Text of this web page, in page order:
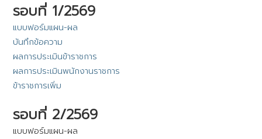
รอบที่ 1/2569
แบบฟอร์มแผน-ผล
บันทึกข้อความ
ผลการประเมินข้าราชการ
ผลการประเมินพนักงานราชการ
ข้าราชการเพิ่ม
รอบที่ 2/2569
แบบฟอร์มแผน-ผล